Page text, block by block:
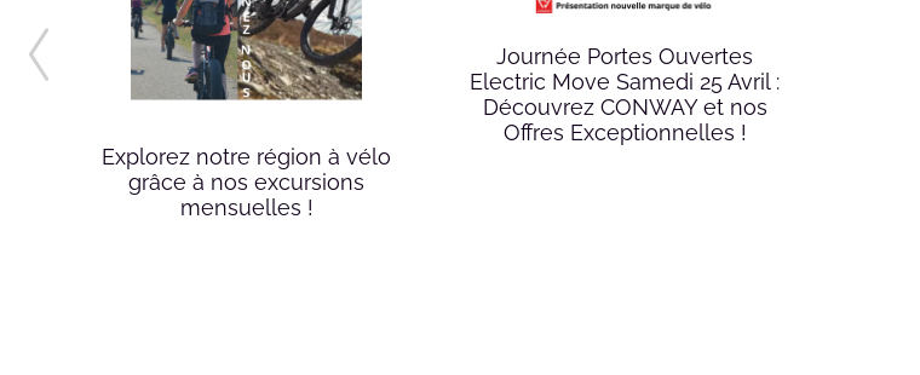
Explorez notre région à vélo
grâce à nos excursions
mensuelles !
Journée Portes Ouvertes
Electric Move Samedi 25 Avril :
Découvrez CONWAY et nos
Offres Exceptionnelles !